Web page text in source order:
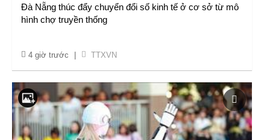
Đà Nẵng thúc đẩy chuyển đổi số kinh tế ở cơ sở từ mô
hình chợ truyền thống
4 giờ trước TTXVN